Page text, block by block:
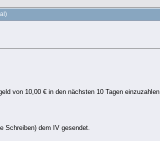
von 10,00 € in den nächsten 10 Tagen einzuzahlen.
Schreiben) dem IV gesendet.